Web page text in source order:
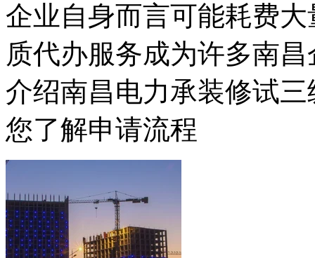
企业自身而言可能耗费
质代办服务成为许多南
介绍南昌电力承装修试
您了解申请流程